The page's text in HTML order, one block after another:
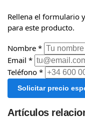
Rellena el formulario
para este producto.
Nombre *
Email *
Teléfono *
Solicitar precio
Artículos